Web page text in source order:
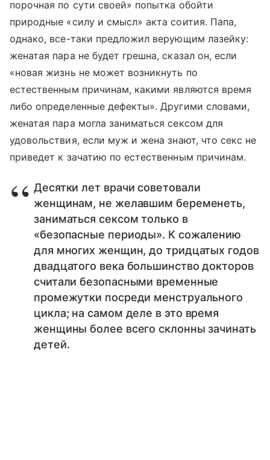
порочная по сути своей» попытка обойти
природные «силу и смысл» акта соития. Папа,
однако, все-таки предложил верующим лазейку:
женатая пара не будет грешна, сказал он, если
«новая жизнь не может возникнуть по
естественным причинам, какими являются время
либо определенные дефекты». Другими словами,
женатая пара могла заниматься сексом для
удовольствия, если муж и жена знают, что секс не
приведет к зачатию по естественным причинам.
Десятки лет врачи советовали
женщинам, не желавшим беременеть,
заниматься сексом только в
«безопасные периоды». К сожалению
для многих женщин, до тридцатых годов
двадцатого века большинство докторов
считали безопасными временные
промежутки посреди менструального
цикла; на самом деле в это время
женщины более всего склонны зачинать
детей.